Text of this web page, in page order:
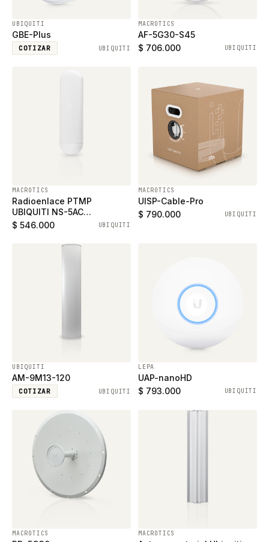
UBIQUITI
GBE-Plus
COTIZAR UBIQUITI
MACROTICS
AF-5G30-S45
$ 706.000
UBIQUITI
MACROTICS
Radioenlace PTMP
UBIQUITI NS-5AC
NanoStation 5 Ghz 16 dbi
$ 546.000 UBIQUITI
MACROTICS
UISP-Cable-Pro
$ 790.000
UBIQUITI
UBIQUITI
AM-9M13-120
COTIZAR UBIQUITI
LEPA
UAP-nanoHD
$ 793.000
UBIQUITI
MACROTICS MACROTICS